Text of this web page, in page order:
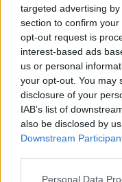
targeted advertising
section to confirm
opt-out request is
interest-based ads
us or personal
your opt-out. You may
disclosure of your
IAB’s list of
also be disclosed by
Downstream
Personal Data
Ähnliche Rezepte
Kaffee-Likör
Leicht
Walnuss-
Leicht